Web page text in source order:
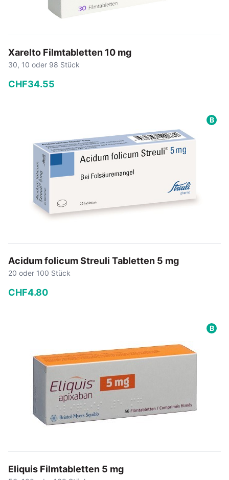
Xarelto Filmtabletten 10 mg
30, 10 oder 98 Stück
CHF34.55
In den Warenkorb
B
Acidum folicum Streuli Tabletten 5 mg
20 oder 100 Stück
CHF4.80
B
Eliquis Filmtabletten 5 mg